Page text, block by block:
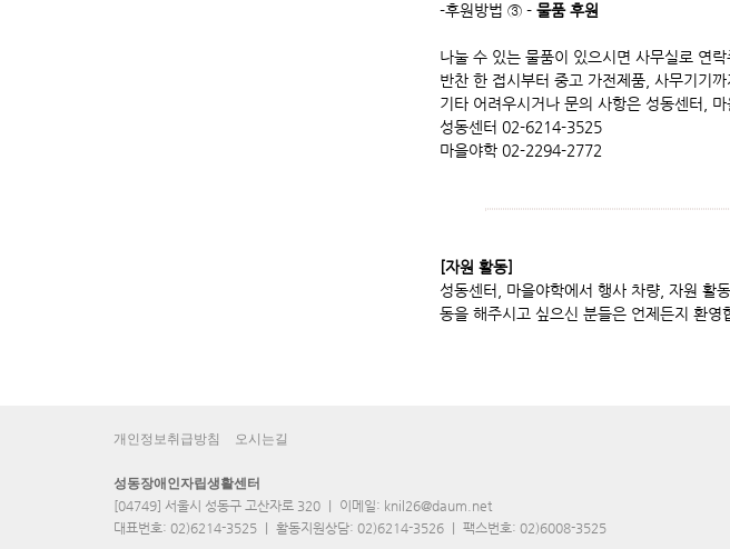
-후원방법 ③ - 물품 후원
나눌 수 있는 물품이 있으시면 사무실로 연락
반찬 한 접시부터 중고 가전제품, 사무기기
기타 어려우시거나 문의 사항은 성동센터,
성동센터 02-6214-3525
마을야학 02-2294-2772
[자원 활동]
성동센터, 마을야학에서 행사 차량, 자원 활
동을 해주시고 싶으신 분들은 언제든지 환영
개인정보취급방침 오시는길
성동장애인자립생활센터
[04749] 서울시 성동구 고산자로 320 ｜ 이메일: knil26@daum.net
대표번호: 02)6214-3525 ｜ 활동지원상담: 02)6214-3526 ｜ 팩스번호: 02)6008-3525